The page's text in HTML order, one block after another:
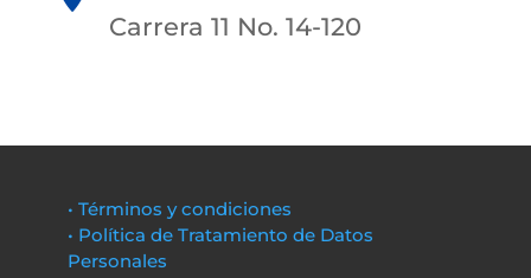
Carrera 11 No. 14-120
• Términos y condiciones
• Política de Tratamiento de Datos
Personales